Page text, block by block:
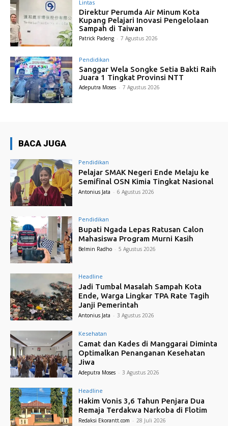
Lintas
Direktur Perumda Air Minum Kota
Kupang Pelajari Inovasi Pengelolaan
Sampah di Taiwan
Patrick Padeng - 7 Agustus 2026
Pendidikan
Sanggar Wela Songke Setia Bakti Raih
Juara 1 Tingkat Provinsi NTT
Adeputra Moses - 7 Agustus 2026
BACA JUGA
Pendidikan
Pelajar SMAK Negeri Ende Melaju ke
Semifinal OSN Kimia Tingkat Nasional
Antonius Jata - 6 Agustus 2026
Pendidikan
Bupati Ngada Lepas Ratusan Calon
Mahasiswa Program Murni Kasih
Belmin Radho - 5 Agustus 2026
Headline
Jadi Tumbal Masalah Sampah Kota
Ende, Warga Lingkar TPA Rate Tagih
Janji Pemerintah
Antonius Jata - 3 Agustus 2026
Kesehatan
Camat dan Kades di Manggarai Diminta
Optimalkan Penanganan Kesehatan
Jiwa
Adeputra Moses - 3 Agustus 2026
Headline
Hakim Vonis 3,6 Tahun Penjara Dua
Remaja Terdakwa Narkoba di Flotim
Redaksi Ekorantt.com - 28 Juli 2026